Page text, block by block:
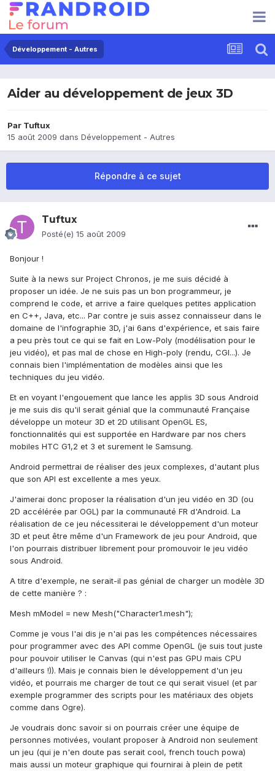
Développement - Autres
Aider au développement de jeux 3D
Par Tuftux
15 août 2009 dans Développement - Autres
Répondre à ce sujet
Tuftux
Posté(e) 15 août 2009
Bonjour !
Suite à la news sur Project Chronos, je me suis décidé à
proposer un idée. Je ne suis pas un bon programmeur, je
comprend le code, et arrive a faire quelques petites application
en C++, Java, etc... Par contre je suis assez connaisseur dans le
domaine de l'infographie 3D, j'ai 6ans d'expérience, et sais faire
a peu près tout ce qui se fait en Low-Poly (modélisation pour le
jeu vidéo), et pas mal de chose en High-poly (rendu, CGI...). Je
connais bien l'implémentation de modèles ainsi que les
techniques du jeu vidéo.
Et en voyant l'engouement que lance les applis 3D sous Android
je me suis dis qu'il serait génial que la communauté Française
développe un moteur 3D et 2D utilisant OpenGL ES,
fonctionnalités qui est supportée en Hardware par nos chers
mobiles HTC G1,2 et 3 et surement le Samsung.
Android permettrai de réaliser des jeux complexes, d'autant plus
que son API est excellente a mes yeux.
J'aimerai donc proposer la réalisation d'un jeu vidéo en 3D (ou
2D accélérée par OGL) par la communauté FR d'Android. La
réalisation de ce jeu nécessiterai le développement d'un moteur
3D et peut être même d'un Framework de jeu pour Android, que
l'on pourrais distribuer librement pour promouvoir le jeu vidéo
sous Android.
A titre d'exemple, ne serait-il pas génial de charger un modèle 3D
de cette manière ? :
Mesh mModel = new Mesh("Character1.mesh");
Comme je vous l'ai dis je n'ai pas les compétences nécessaires
pour programmer avec des API comme OpenGL (je suis tout juste
pour pouvoir utiliser le Canvas (qui n'est pas GPU mais CPU
d'ailleurs !)). Mais je connais bien le développement d'un jeu
vidéo, et pourrais me charger de tout ce qui serait visuel (et par
exemple programmer des scripts pour les matériaux des objets
comme dans Ogre).
Je voudrais donc savoir si on pourrais créer une équipe de
personnes motivées, voulant proposer à Android non seulement
un jeu (qui je n'en doute pas serait cool, french touch powa)
mais aussi un moteur graphique qui fournirai à plein de petit